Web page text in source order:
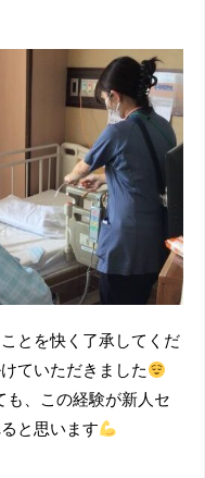
とを快く了承してくだ
ていただきました
も、この経験が新人セ
と思います